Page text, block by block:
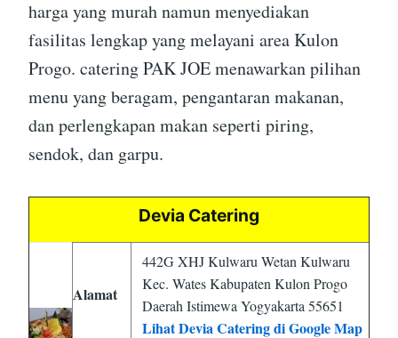
harga yang murah namun menyediakan
fasilitas lengkap yang melayani area Kulon
Progo. catering PAK JOE menawarkan pilihan
menu yang beragam, pengantaran makanan,
dan perlengkapan makan seperti piring,
sendok, dan garpu.
Devia Catering
Alamat
442G XHJ Kulwaru Wetan Kulwaru
Kec. Wates Kabupaten Kulon Progo
Daerah Istimewa Yogyakarta 55651
Lihat Devia Catering di Google Map